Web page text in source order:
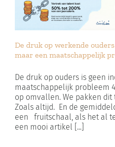
De druk op werkende
maar een maatschappelijk
De druk op ouders is geen
maatschappelijk probleem
op omvallen. We pakken
Zoals altijd. En de
een fruitschaal, als het al
een mooi artikel [...]